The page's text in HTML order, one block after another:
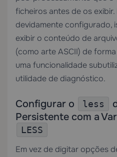
ficheiros antes de os exibir.
devidamente configurado,
exibir o conteúdo de
(como arte ASCII) de
uma funcionalidade
utilidade de diagnóstico.
Configurar o less
Persistente com a
LESS
Em vez de digitar opções